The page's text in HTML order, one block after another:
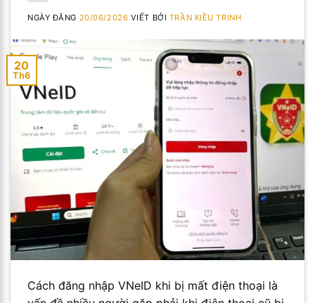
NGÀY ĐĂNG 20/06/2026 VIẾT BỞI TRẦN KIỀU TRINH
20
Th6
Cách đăng nhập VNeID khi bị mất điện thoại là